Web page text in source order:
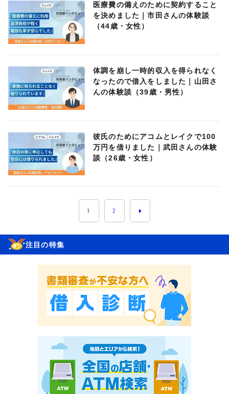
医療費の備えのために契約すること
を決めました｜市田さんの体験談
（44歳・女性）
体調を崩し一時的収入を得られなく
なったので借入をしました｜山田さ
んの体験談（39歳・男性）
彼氏のためにアコムとレイクで100
万円を借りました｜武田さんの体験
談（26歳・女性）
1 2
注目の特集